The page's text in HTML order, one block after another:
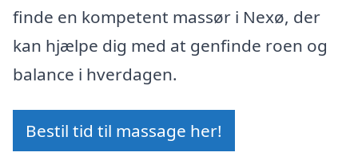
finde en kompetent massør i Nexø, der
kan hjælpe dig med at genfinde roen og
balance i hverdagen.
Bestil tid til massage her!